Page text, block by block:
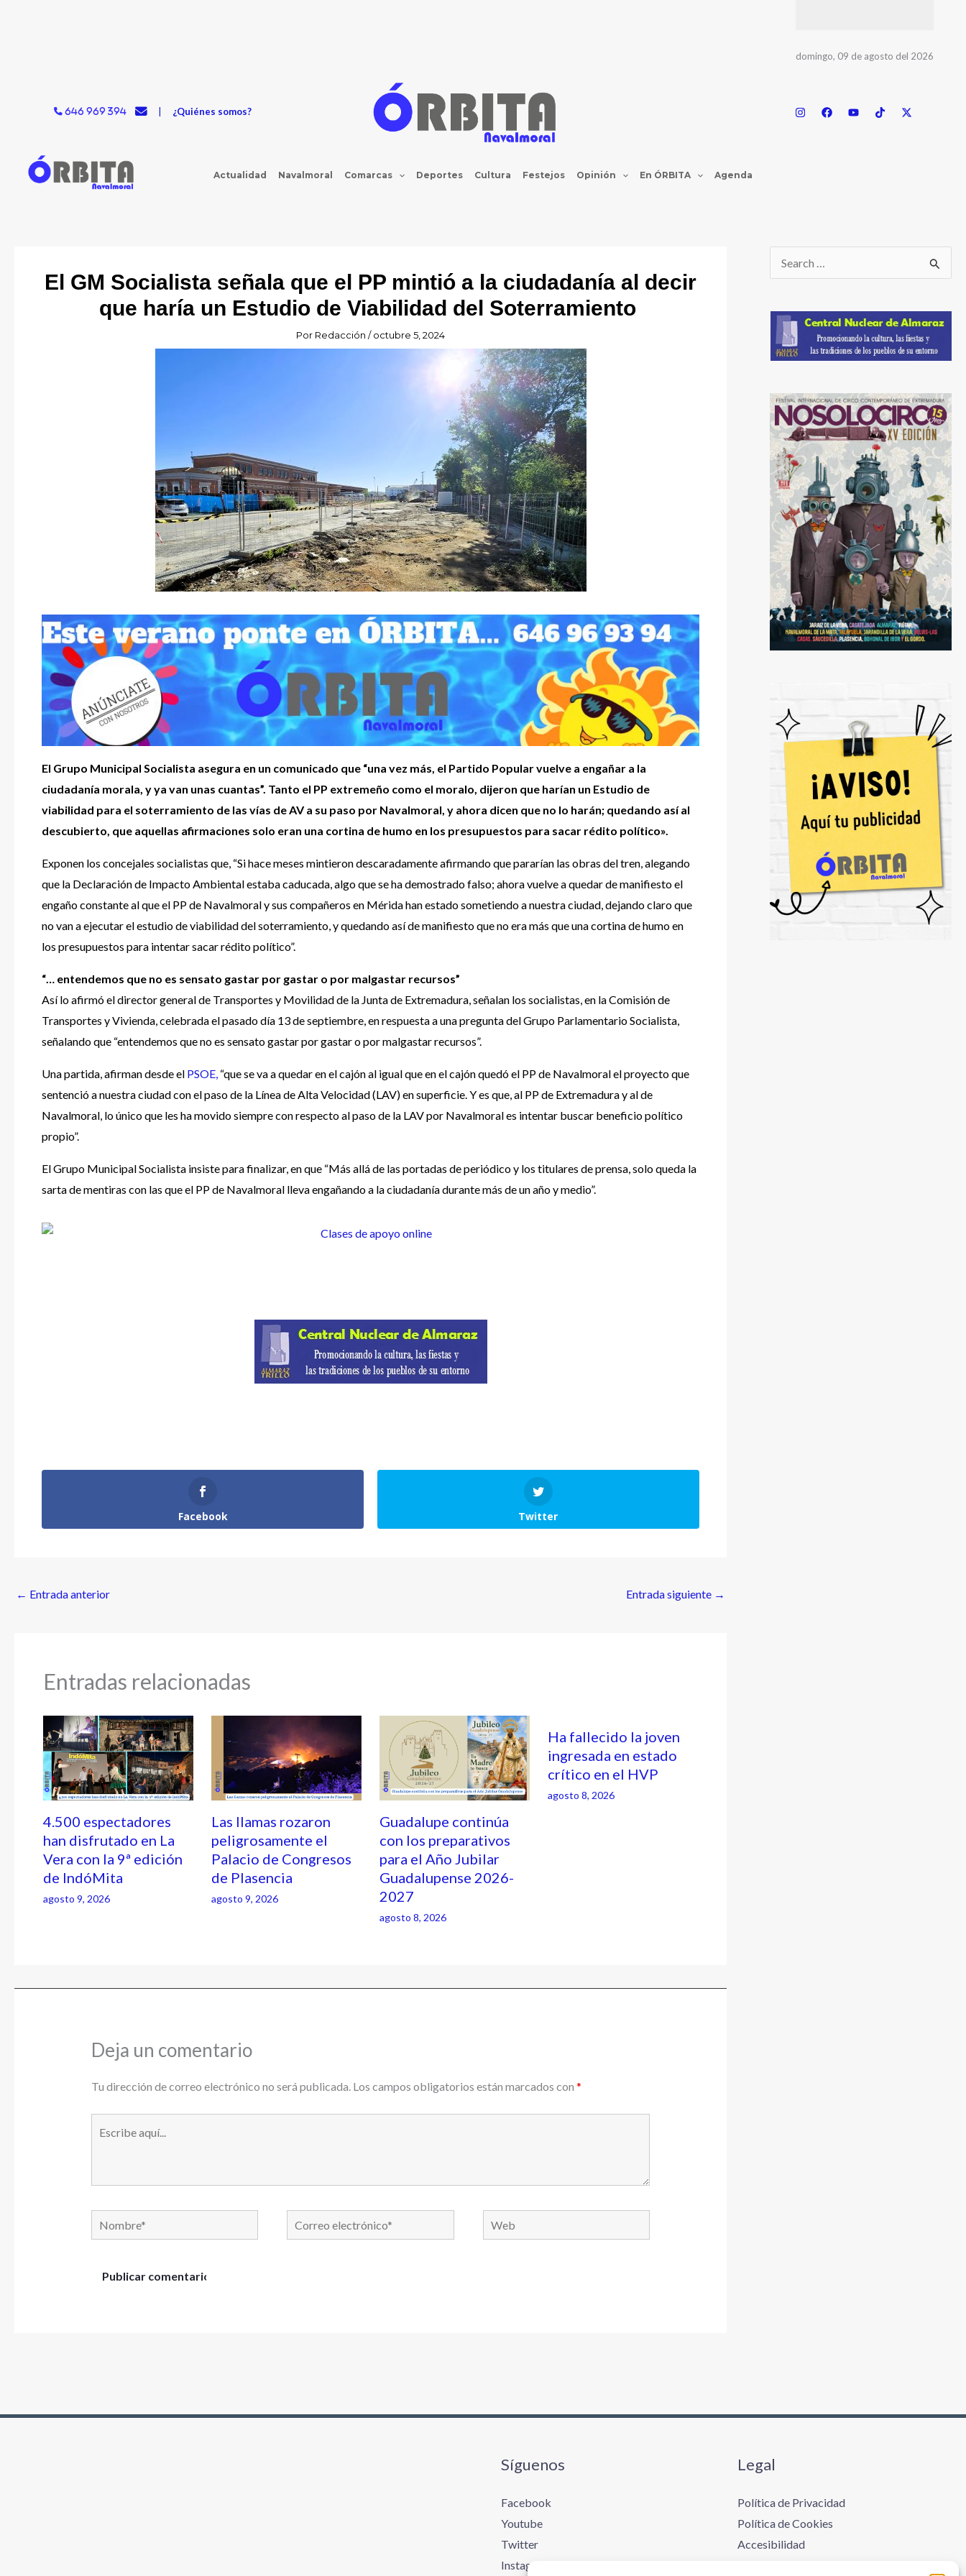
domingo, 09 de agosto del 2026
646 969 394 ¿Quiénes somos?
Actualidad Navalmoral Comarcas Deportes Cultura Festejos Opinión En ÓRBITA Agenda
El GM Socialista señala que el PP mintió a la ciudadanía al decir
que haría un Estudio de Viabilidad del Soterramiento
Por Redacción/octubre 5, 2024
El Grupo Municipal Socialista asegura en un comunicado que “una vez más, el Partido Popular vuelve a engañar a la
ciudadanía morala, y ya van unas cuantas”. Tanto el PP extremeño como el moralo, dijeron que harían un Estudio de
viabilidad para el soterramiento de las vías de AV a su paso por Navalmoral, y ahora dicen que no lo harán; quedando así al
descubierto, que aquellas afirmaciones solo eran una cortina de humo en los presupuestos para sacar rédito político».
Exponen los concejales socialistas que, “Si hace meses mintieron descaradamente afirmando que pararían las obras del tren, alegando
que la Declaración de Impacto Ambiental estaba caducada, algo que se ha demostrado falso; ahora vuelve a quedar de manifiesto el
engaño constante al que el PP de Navalmoral y sus compañeros en Mérida han estado sometiendo a nuestra ciudad, dejando claro que
no van a ejecutar el estudio de viabilidad del soterramiento, y quedando así de manifiesto que no era más que una cortina de humo en
los presupuestos para intentar sacar rédito político”.
“… entendemos que no es sensato gastar por gastar o por malgastar recursos”
Así lo afirmó el director general de Transportes y Movilidad de la Junta de Extremadura, señalan los socialistas, en la Comisión de
Transportes y Vivienda, celebrada el pasado día 13 de septiembre, en respuesta a una pregunta del Grupo Parlamentario Socialista,
señalando que “entendemos que no es sensato gastar por gastar o por malgastar recursos”.
Una partida, afirman desde el PSOE, “que se va a quedar en el cajón al igual que en el cajón quedó el PP de Navalmoral el proyecto que
sentenció a nuestra ciudad con el paso de la Línea de Alta Velocidad (LAV) en superficie. Y es que, al PP de Extremadura y al de
Navalmoral, lo único que les ha movido siempre con respecto al paso de la LAV por Navalmoral es intentar buscar beneficio político
propio”.
El Grupo Municipal Socialista insiste para finalizar, en que “Más allá de las portadas de periódico y los titulares de prensa, solo queda la
sarta de mentiras con las que el PP de Navalmoral lleva engañando a la ciudadanía durante más de un año y medio”.
Facebook Twitter
← Entrada anterior Entrada siguiente →
Entradas relacionadas
4.500 espectadores
han disfrutado en La
Vera con la 9ª edición
de IndóMita
agosto 9, 2026
Las llamas rozaron
peligrosamente el
Palacio de Congresos
de Plasencia
agosto 9, 2026
Guadalupe continúa
con los preparativos
para el Año Jubilar
Guadalupense 2026-
2027
agosto 8, 2026
Ha fallecido la joven
ingresada en estado
crítico en el HVP
agosto 8, 2026
Deja un comentario
Tu dirección de correo electrónico no será publicada. Los campos obligatorios están marcados con *
Nombre*
Correo
electrónico*
Web
Síguenos
Facebook
Youtube
Twitter
Instagram
Legal
Política de Privacidad
Política de Cookies
Accesibilidad